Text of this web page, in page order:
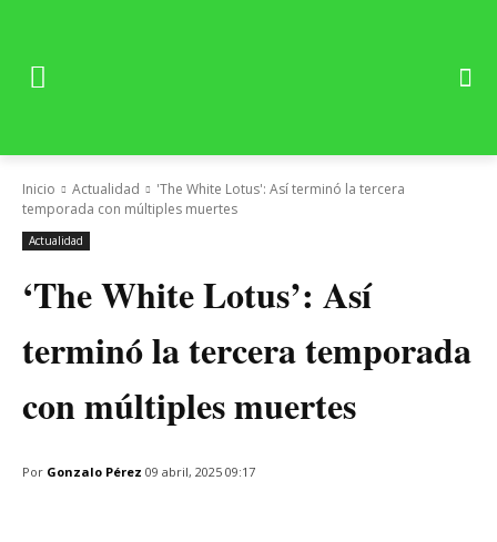
Inicio Actualidad
'The White Lotus': Así terminó la tercera
temporada con múltiples muertes
Actualidad
‘The White Lotus’: Así
terminó la tercera temporada
con múltiples muertes
Por Gonzalo Pérez 09 abril, 2025 09:17